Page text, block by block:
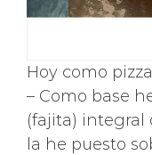
Hoy como
– Como base
(fajita) integral
la he puesto